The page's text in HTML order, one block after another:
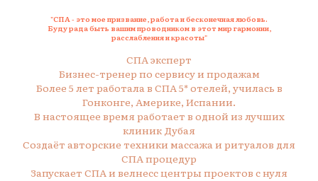
"СПА - это мое призвание, работа и бесконечная любовь.
Буду рада быть вашим проводником в этот мир гармонии,
расслабления и красоты"
СПА эксперт
Бизнес-тренер по сервису и продажам
Более 5 лет работала в СПА 5* отелей, училась в
Гонконге, Америке, Испании.
В настоящее время работает в одной из лучших
клиник Дубая
Создаёт авторские техники массажа и ритуалов для
СПА процедур
Запускает СПА и велнесс центры проектов с нуля